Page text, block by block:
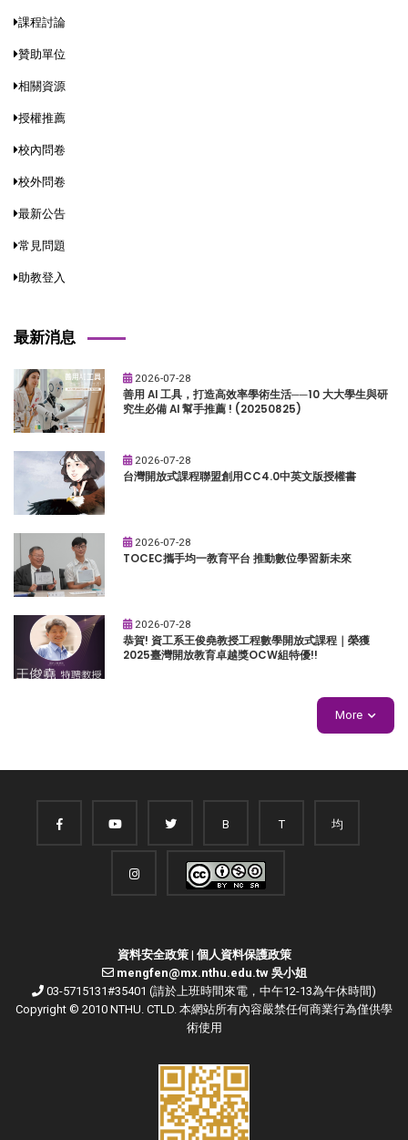
課程討論
贊助單位
相關資源
授權推薦
校內問卷
校外問卷
最新公告
常見問題
助教登入
最新消息
2026-07-28
善用 AI 工具，打造高效率學術生活──10 大大學生與研
究生必備 AI 幫手推薦 ! (20250825)
2026-07-28
台灣開放式課程聯盟創用CC4.0中英文版授權書
2026-07-28
TOCEC攜手均一教育平台 推動數位學習新未來
2026-07-28
恭賀! 資工系王俊堯教授工程數學開放式課程｜榮獲
2025臺灣開放教育卓越獎OCW組特優!!
More
B T 均
資料安全政策| 個人資料保護政策
mengfen@mx.nthu.edu.tw 吳小姐
03-5715131#35401 (請於上班時間來電，中午12-13為午休時間)
Copyright © 2010 NTHU. CTLD. 本網站所有內容嚴禁任何商業行為僅供學
術使用